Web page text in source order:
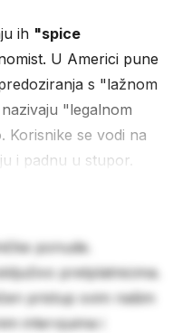
ih "spice
U Americi pune
s "lažnom
"legalnom
Korisnike se vodi na
i padnu u stupor.
ponude.
pretplatnicima.
pristup svim našim
intervjuima i